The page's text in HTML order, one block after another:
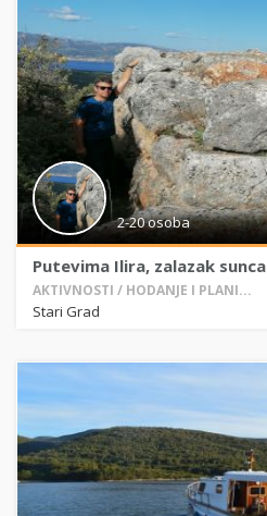
2-20 osoba
Putevima Ilira, zalazak
AKTIVNOSTI / HODANJE I PLANI...
Stari Grad